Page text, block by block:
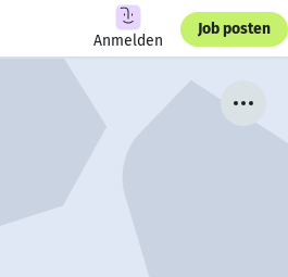
Anmelden
Job posten